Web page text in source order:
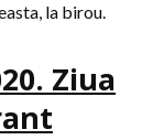
la birou.
Ziua